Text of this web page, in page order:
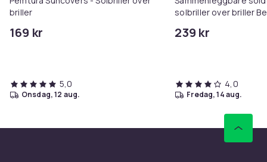
briller
169 kr
5,0
onsdag, 12 aug.
solbriller over briller
239 kr
4,0
fredag, 14 aug.